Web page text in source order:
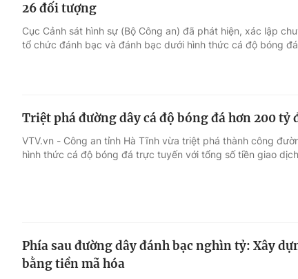
26 đối tượng
Cục Cảnh sát hình sự (Bộ Công an) đã phát hiện, xác lập
tổ chức đánh bạc và đánh bạc dưới hình thức cá độ bóng
Triệt phá đường dây cá độ bóng đá hơn 200
VTV.vn - Công an tỉnh Hà Tĩnh vừa triệt phá thành công
hình thức cá độ bóng đá trực tuyến với tổng số tiền giao
Phía sau đường dây đánh bạc nghìn tỷ: Xây
bằng tiền mã hóa